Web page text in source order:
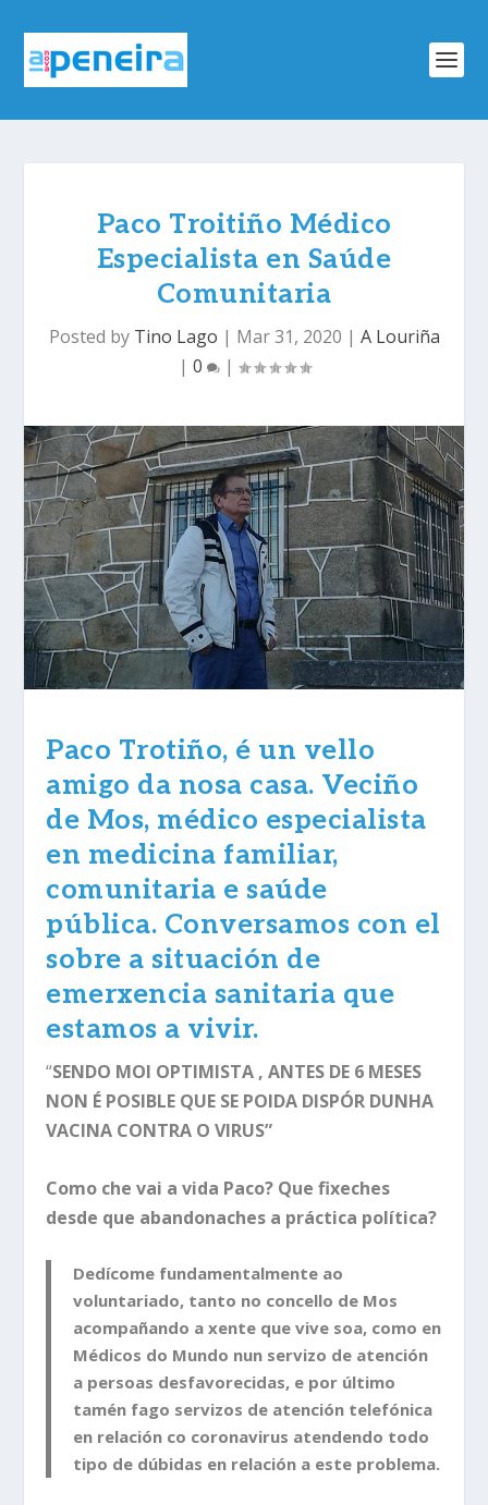
Paco Troitiño Médico
Especialista en Saúde
Comunitaria
Posted by Tino Lago | Mar 31, 2020 | A Louriña
| 0 |
Paco Trotiño, é un vello
amigo da nosa casa. Veciño
de Mos, médico especialista
en medicina familiar,
comunitaria e saúde
pública. Conversamos con el
sobre a situación de
emerxencia sanitaria que
estamos a vivir.
“SENDO MOI OPTIMISTA , ANTES DE 6 MESES
NON É POSIBLE QUE SE POIDA DISPÓR DUNHA
VACINA CONTRA O VIRUS”
Como che vai a vida Paco? Que fixeches
desde que abandonaches a práctica política?
Dedícome fundamentalmente ao
voluntariado, tanto no concello de Mos
acompañando a xente que vive soa, como en
Médicos do Mundo nun servizo de atención
a persoas desfavorecidas, e por último
tamén fago servizos de atención telefónica
en relación co coronavirus atendendo todo
tipo de dúbidas en relación a este problema.